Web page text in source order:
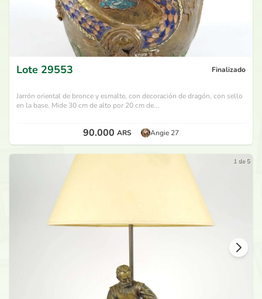
Lote 29553 Finalizado
Jarrón oriental de bronce y esmalte, con decoración de dragón, con sello
en la base. Mide 30 cm de alto por 20 cm de...
90.000 ARS Angie 27
1 de 5